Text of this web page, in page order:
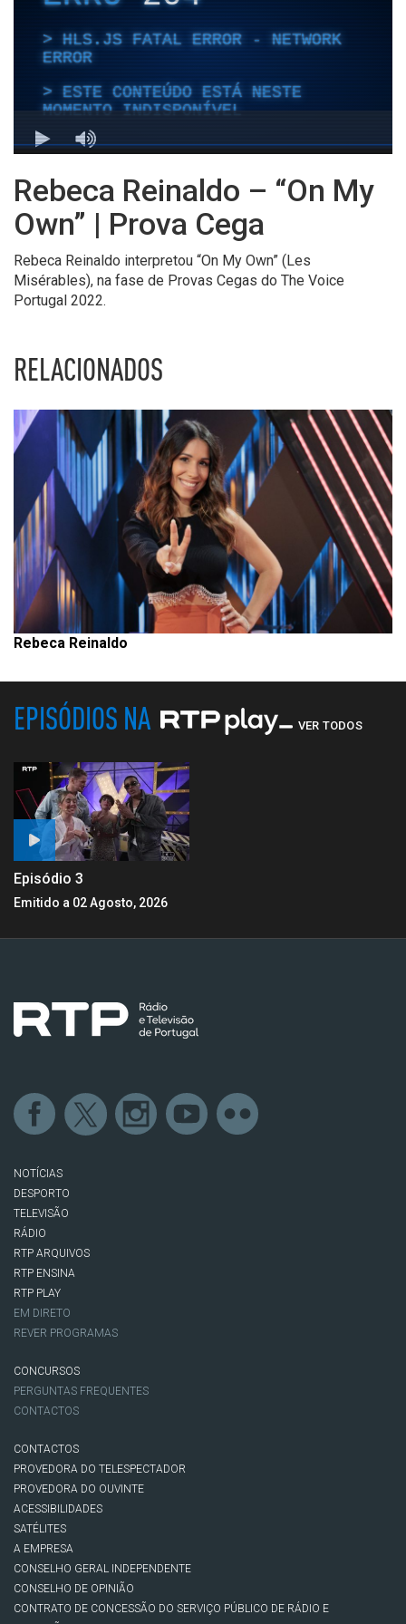
Rebeca Reinaldo – “On My
Own” | Prova Cega
Rebeca Reinaldo interpretou “On My Own” (Les
Misérables), na fase de Provas Cegas do The Voice
Portugal 2022.
RELACIONADOS
Rebeca Reinaldo
EPISÓDIOS NA VER TODOS
Episódio 3
Emitido a 02 Agosto, 2026
NOTÍCIAS
DESPORTO
TELEVISÃO
RÁDIO
RTP ARQUIVOS
RTP ENSINA
RTP PLAY
EM DIRETO
REVER PROGRAMAS
CONCURSOS
PERGUNTAS FREQUENTES
CONTACTOS
CONTACTOS
PROVEDORA DO TELESPECTADOR
PROVEDORA DO OUVINTE
ACESSIBILIDADES
SATÉLITES
A EMPRESA
CONSELHO GERAL INDEPENDENTE
CONSELHO DE OPINIÃO
CONTRATO DE CONCESSÃO DO SERVIÇO PÚBLICO DE RÁDIO E